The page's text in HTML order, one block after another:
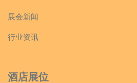
展会新闻
行业资讯
酒店展位